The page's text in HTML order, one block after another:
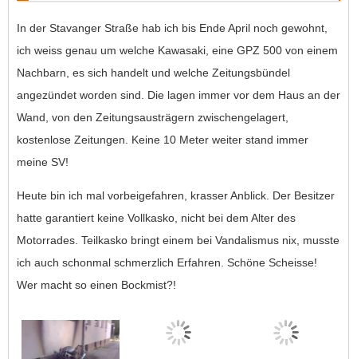
In der Stavanger Straße hab ich bis Ende April noch gewohnt,
ich weiss genau um welche Kawasaki, eine GPZ 500 von einem
Nachbarn, es sich handelt und welche Zeitungsbündel
angezündet worden sind. Die lagen immer vor dem Haus an der
Wand, von den Zeitungsausträgern zwischengelagert,
kostenlose Zeitungen. Keine 10 Meter weiter stand immer
meine SV!
Heute bin ich mal vorbeigefahren, krasser Anblick. Der Besitzer
hatte garantiert keine Vollkasko, nicht bei dem Alter des
Motorrades. Teilkasko bringt einem bei Vandalismus nix, musste
ich auch schonmal schmerzlich Erfahren. Schöne Scheisse!
Wer macht so einen Bockmist?!